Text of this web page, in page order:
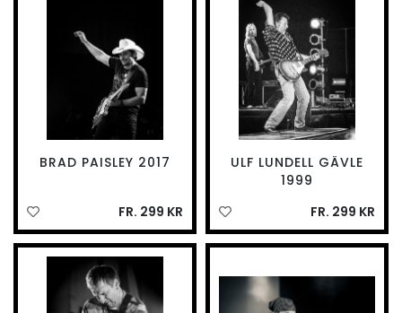
BRAD PAISLEY 2017
FR. 299 KR
ULF LUNDELL GÄVLE
1999
FR. 299 KR